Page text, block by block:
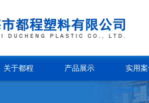
关于都程 产品展示 实用